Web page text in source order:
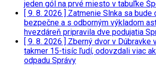
jeden gól na prvé miesto v tabuľke
[ 9. 8. 2026 ] Zatmenie Slnka sa
bezpečne a s odborným výkladom
hvezdáreň pripravila dve podujatia
[ 9. 8. 2026 ] Zberný dvor v Dúbravke
takmer 15-tisíc ľudí, odovzdali viac
odpadu Správy